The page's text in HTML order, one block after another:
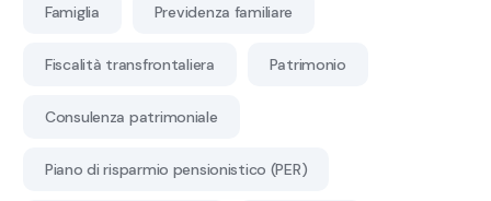
Famiglia Previdenza familiare
Fiscalità transfrontaliera Patrimonio
Consulenza patrimoniale
Piano di risparmio pensionistico (PER)